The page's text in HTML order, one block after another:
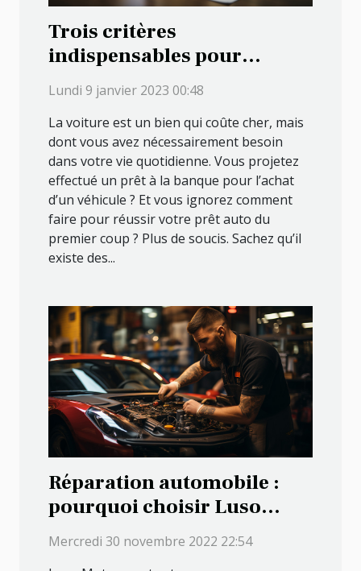
Trois critères
indispensables pour
réussir un crédit auto
Lundi 9 janvier 2023 00:48
La voiture est un bien qui coûte cher, mais
dont vous avez nécessairement besoin
dans votre vie quotidienne. Vous projetez
effectué un prêt à la banque pour l’achat
d’un véhicule ? Et vous ignorez comment
faire pour réussir votre prêt auto du
premier coup ? Plus de soucis. Sachez qu’il
existe des...
Réparation automobile :
pourquoi choisir Luso
Motorsport ?
Mercredi 30 novembre 2022 22:54